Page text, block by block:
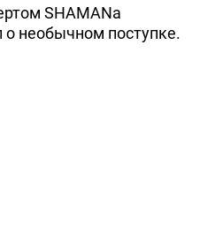
SHAMANа
о необычном поступке.